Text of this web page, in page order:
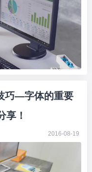
巧—字体的重要
享！
2016-08-19